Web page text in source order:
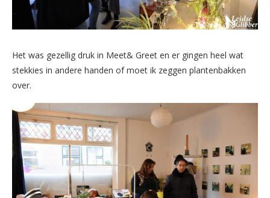
Het was gezellig druk in Meet& Greet en er gingen heel wat
stekkies in andere handen of moet ik zeggen plantenbakken
over.